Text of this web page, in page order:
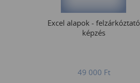
Excel alapok - felzárkóztató
képzés
49 000 Ft